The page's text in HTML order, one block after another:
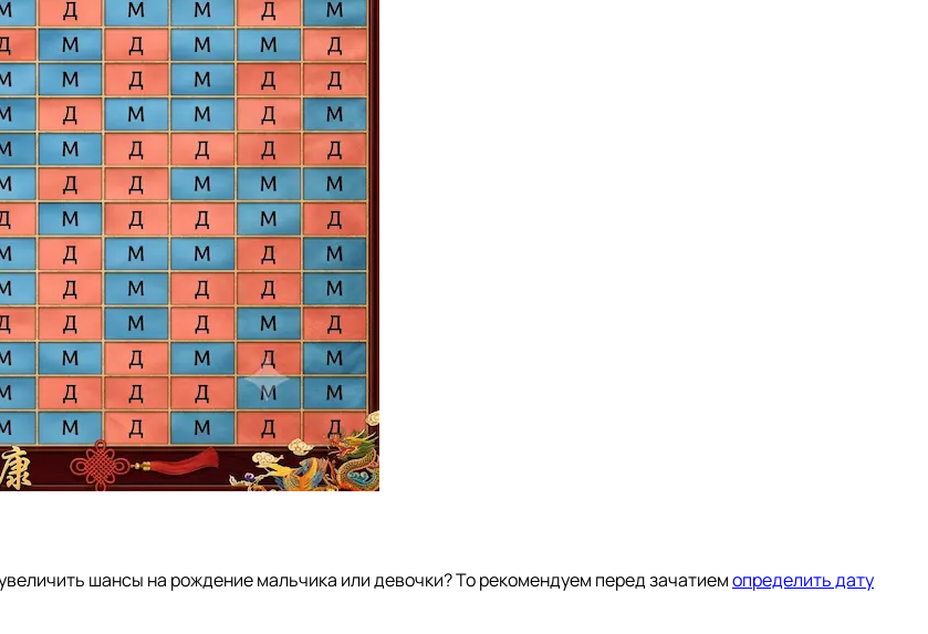
шансы на рождение мальчика или девочки? То рекомендуем перед зачатиемопределить дату